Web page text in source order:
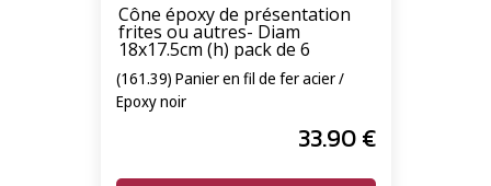
Cône époxy de présentation
frites ou autres- Diam
18x17.5cm (h) pack de 6
(161.39) Panier en fil de fer acier /
Epoxy noir
33.90€